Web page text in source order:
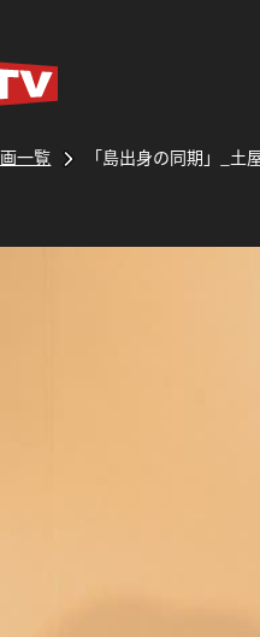
一覧 「島出身の同期」_土